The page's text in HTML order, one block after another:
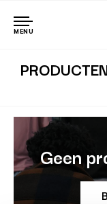
MENU
Geen